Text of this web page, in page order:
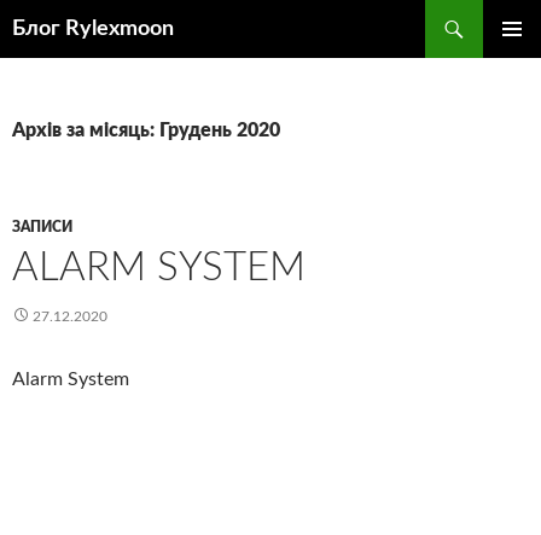
Блог Rylexmoon
Архів за місяць: Грудень 2020
ЗАПИСИ
ALARM SYSTEM
27.12.2020
Alarm System